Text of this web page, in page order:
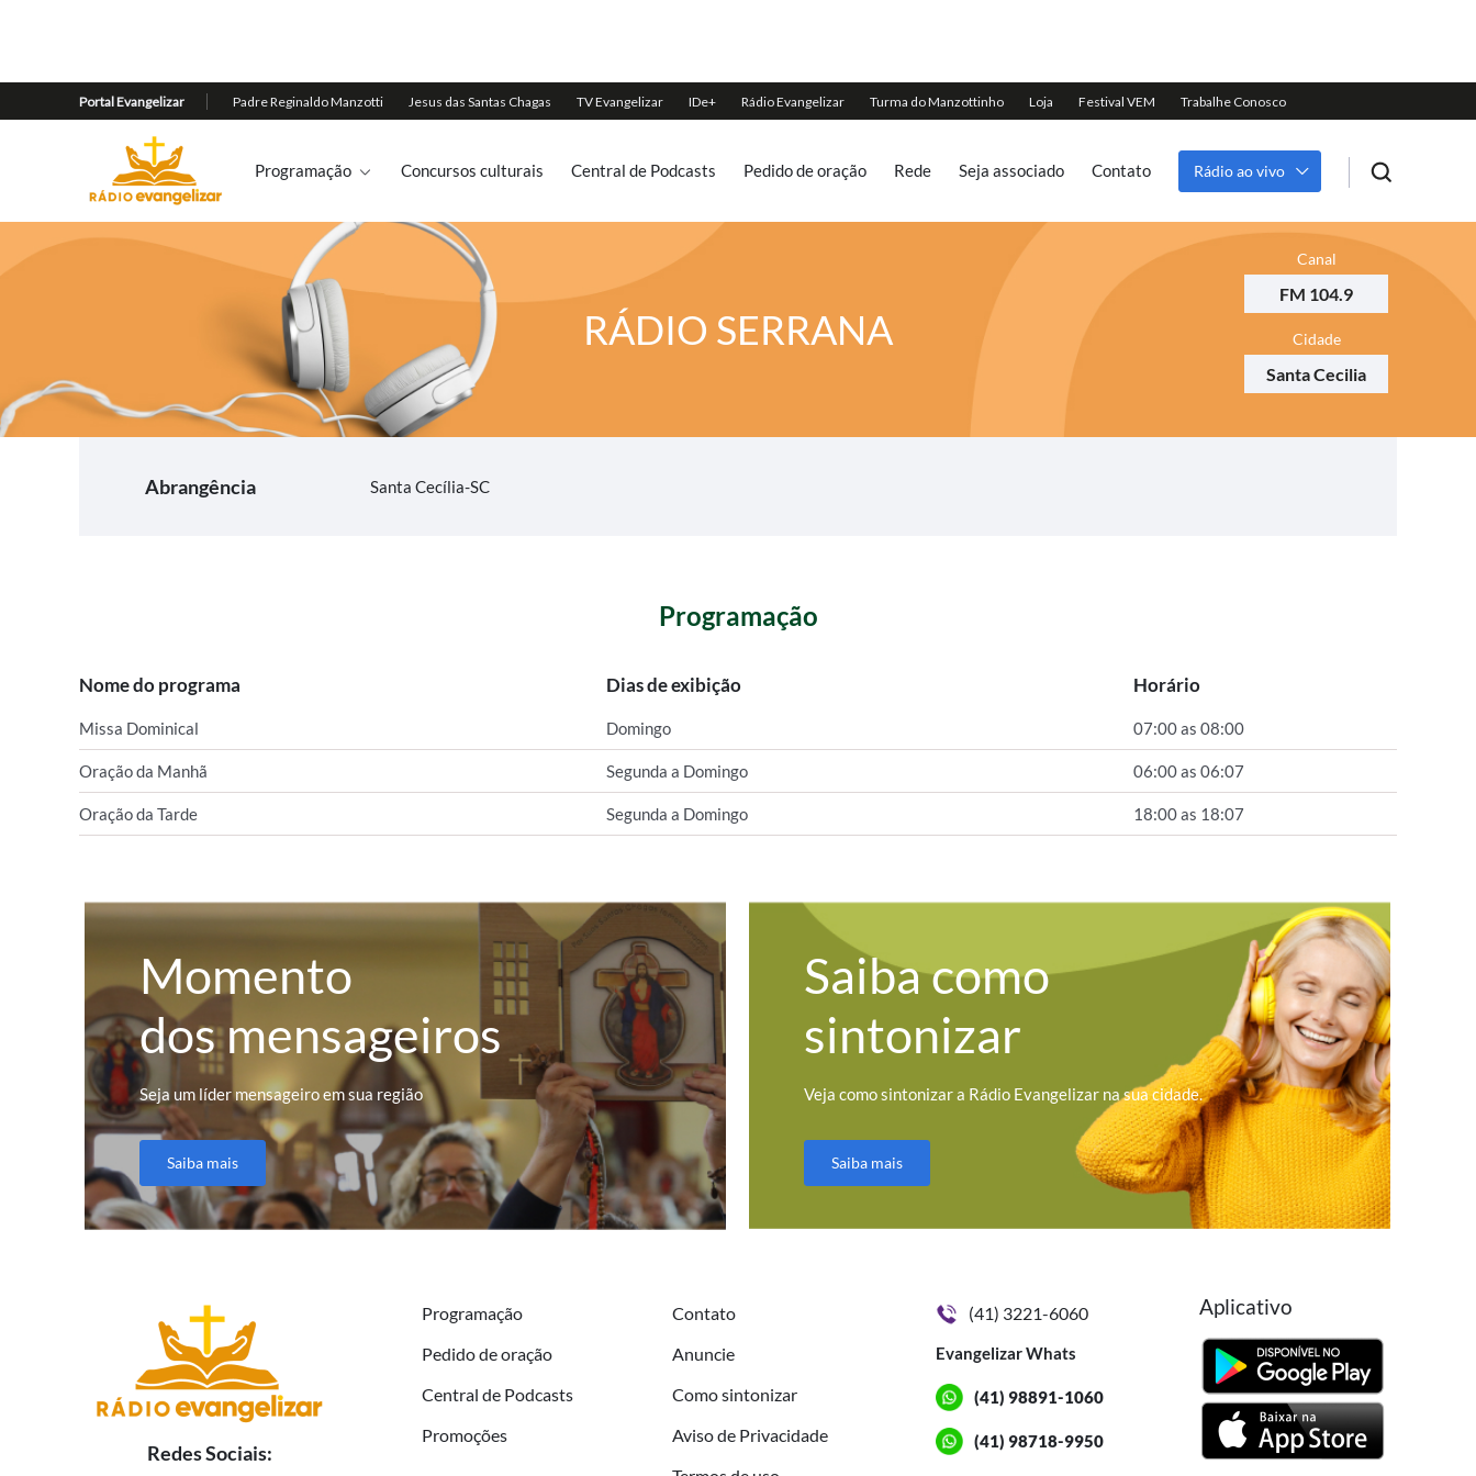
Programação Concursos culturais Central de Podcasts Pedido de oração Rede Seja associado Contato Rádio ao vivo
RÁDIO SERRANA
Canal
FM 104.9
Cidade
Santa Cecilia
Abrangência Santa Cecília-SC
Programação
Nome do programa Dias de exibição Horário
Missa Dominical Domingo 07:00 as 08:00
Oração da Manhã Segunda a Domingo 06:00 as 06:07
Oração da Tarde Segunda a Domingo 18:00 as 18:07
Momento
dos mensageiros
Seja um líder mensageiro em sua região
Saiba mais
Saiba como
sintonizar
Veja como sintonizar a Rádio Evangelizar na sua cidade.
Saiba mais
Redes Sociais:
Programação
Pedido de oração
Central de Podcasts
Promoções
Contato
Anuncie
Como sintonizar
Aviso de Privacidade
(41) 3221-6060
Evangelizar Whats
(41) 98891-1060
(41) 98718-9950
Aplicativo